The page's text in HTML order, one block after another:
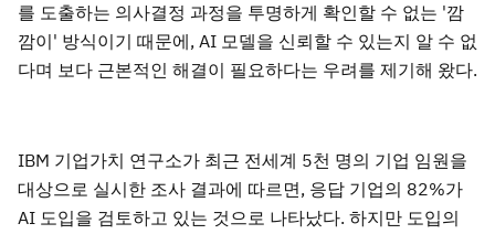
를 도출하는 의사결정 과정을 투명하게 확인할 수 없는 '깜
깜이' 방식이기 때문에, AI 모델을 신뢰할 수 있는지 알 수 없
다며 보다 근본적인 해결이 필요하다는 우려를 제기해 왔다.
IBM 기업가치 연구소가 최근 전세계 5천 명의 기업 임원을
대상으로 실시한 조사 결과에 따르면, 응답 기업의 82%가
AI 도입을 검토하고 있는 것으로 나타났다. 하지만 도입의